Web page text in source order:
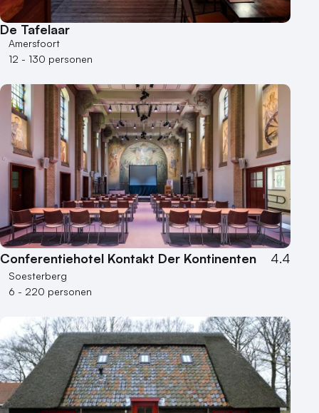
Varende locatie
De Tafelaar
Amersfoort
12 - 130 personen
Conferentiehotel Kontakt Der Kontinenten 4.4
Soesterberg
6 - 220 personen